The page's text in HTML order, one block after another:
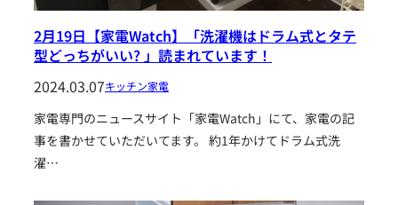
2月19日【家電Watch】「洗濯機はドラム式とタテ
型どっちがいい? 」読まれています！
2024.03.07キッチン家電
家電専門のニュースサイト「家電Watch」にて、家電の記
事を書かせていただいてます。 約1年かけてドラム式洗
濯…